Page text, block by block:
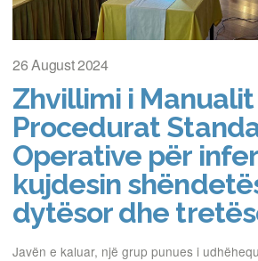
26 August 2024
Zhvillimi i
Procedurat
Operative për
kujdesin
dytësor dhe
Javën e kaluar, një grup punues i